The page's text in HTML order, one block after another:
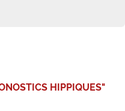
HIPPIQUES"